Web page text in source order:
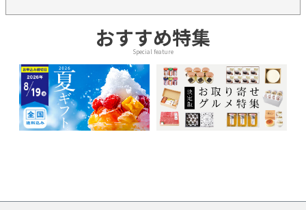
おすすめ特集
Special feature